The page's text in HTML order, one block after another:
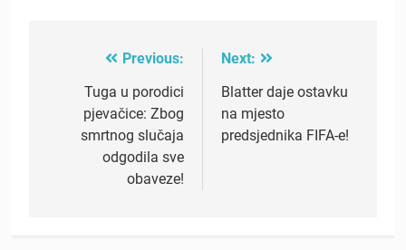
navigation
Previous:
Tuga u porodici
pjevačice: Zbog
smrtnog slučaja
odgodila sve
obaveze!
Next:
Blatter daje ostavku
na mjesto
predsjednika FIFA-e!